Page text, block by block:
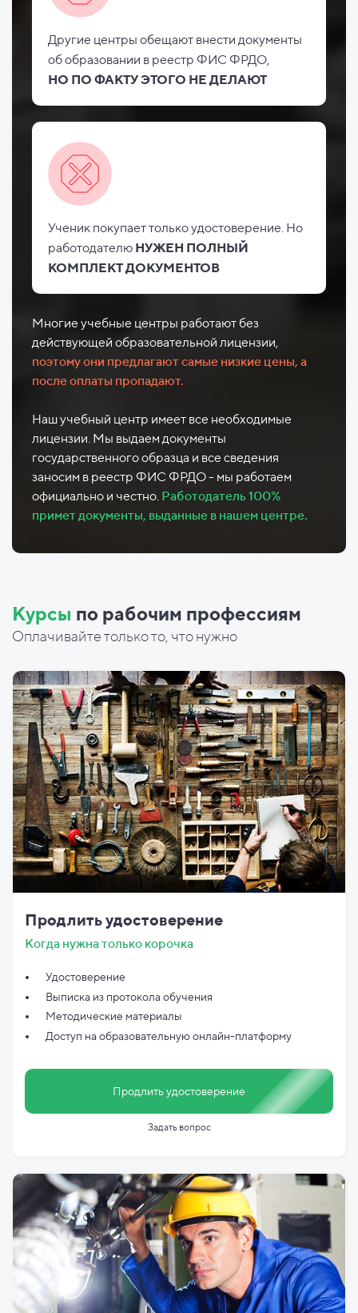
Другие центры обещают внести документы
обобразовании в реестр ФИС ФРДО,
НО ПО ФАКТУ ЭТОГО НЕ ДЕЛАЮТ
Ученик покупает только удостоверение. Но
работодателю НУЖЕН ПОЛНЫЙ
КОМПЛЕКТ ДОКУМЕНТОВ
Многие учебные центры работают без
действующей образовательной лицензии,
поэтому они предлагают самые низкие цены, а
после оплаты пропадают.
Наш учебный центр имеет все необходимые
лицензии. Мы выдаем документы
государственного образца и все сведения
заносим в реестр ФИС ФРДО - мы работаем
официально и честно. Работодатель 100%
примет документы, выданные в нашем центре.
Курсы по рабочим профессиям
Оплачивайте только то, что нужно
Продлить удостоверение
Когда нужна только корочка
Удостоверение
Выписка из протокола обучения
Методические материалы
Доступ на образовательную онлайн-платформу
Продлить удостоверение
Задать вопрос